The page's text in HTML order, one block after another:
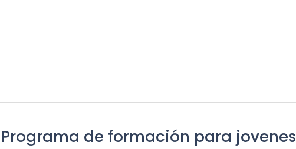
Programa de formación para jovenes